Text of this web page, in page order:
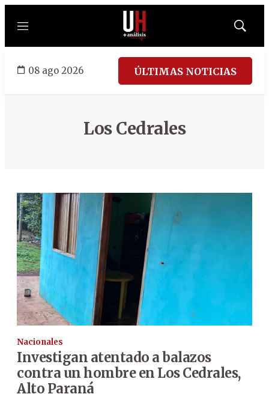
Menú
Mostrar
08 ago 2026 ÚLTIMAS NOTICIAS
Los Cedrales
Nacionales
Investigan atentado a balazos
contra un hombre en Los Cedrales,
Alto Paraná